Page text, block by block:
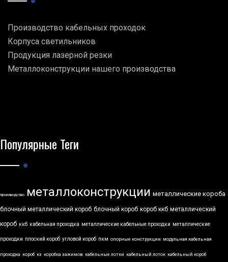
Производство кабельных проходок
Корпуса светильников
Продукция лазерной резки
Металлоконструкции нашего производства
Популярные Теги
производство металлоконструкции металлические короба
блочный металлический короб блочный короб короб ккб металлический
короб ккб кабельная проходка металлические кабельные проходки металлические
проходки плоский короб угловой короб пкм опорные конструкции модульная кабельная
проходка короб кз коробка зажимов кабельные лотки кабельный лоток кабельный короб